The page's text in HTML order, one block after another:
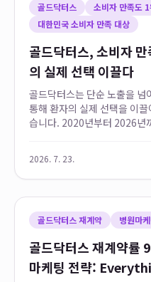
골드닥터스
소비자 만족도
대한민국 소비자 만족 대상
골드닥터스, 소비자
의 실제 선택 이끌다
골드닥터스는 단순 노출을 넘
통해 환자의 실제 선택을 이
습니다. 2020년부터 2026년
2026. 7. 23.
골드닥터스 재계약 병원마
골드닥터스 재계약률
마케팅 전략: